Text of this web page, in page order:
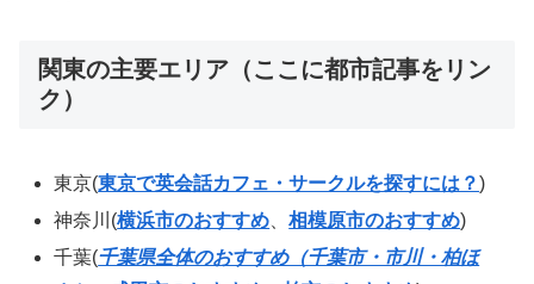
関東の主要エリア（ここに都市記事をリン
ク）
東京(東京で英会話カフェ・サークルを探すには？)
神奈川(横浜市のおすすめ 、相模原市のおすすめ)
千葉(千葉県全体のおすすめ（千葉市・市川・柏ほ